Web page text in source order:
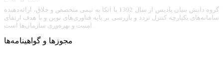
گروه دانش بنیان پادیس از سال 1392 با اتکا به تیمی متخصص و خلاق، ارائه‌دهنده
سامانه‌های یکپارچه کنترل تردد و بازرسی بر پایه فناوری‌های نوین و با هدف ارتقای
امنیت و بهره‌وری سازمان‌ها است.
مجوزها و گواهینامه‌ها